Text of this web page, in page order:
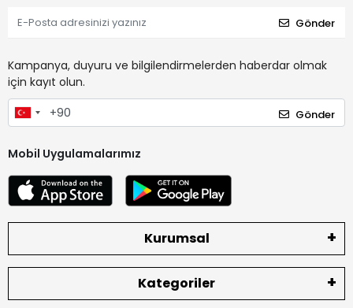
Gönder
Kampanya, duyuru ve bilgilendirmelerden haberdar olmak
için kayıt olun.
Gönder
Mobil Uygulamalarımız
Kurumsal
Kategoriler